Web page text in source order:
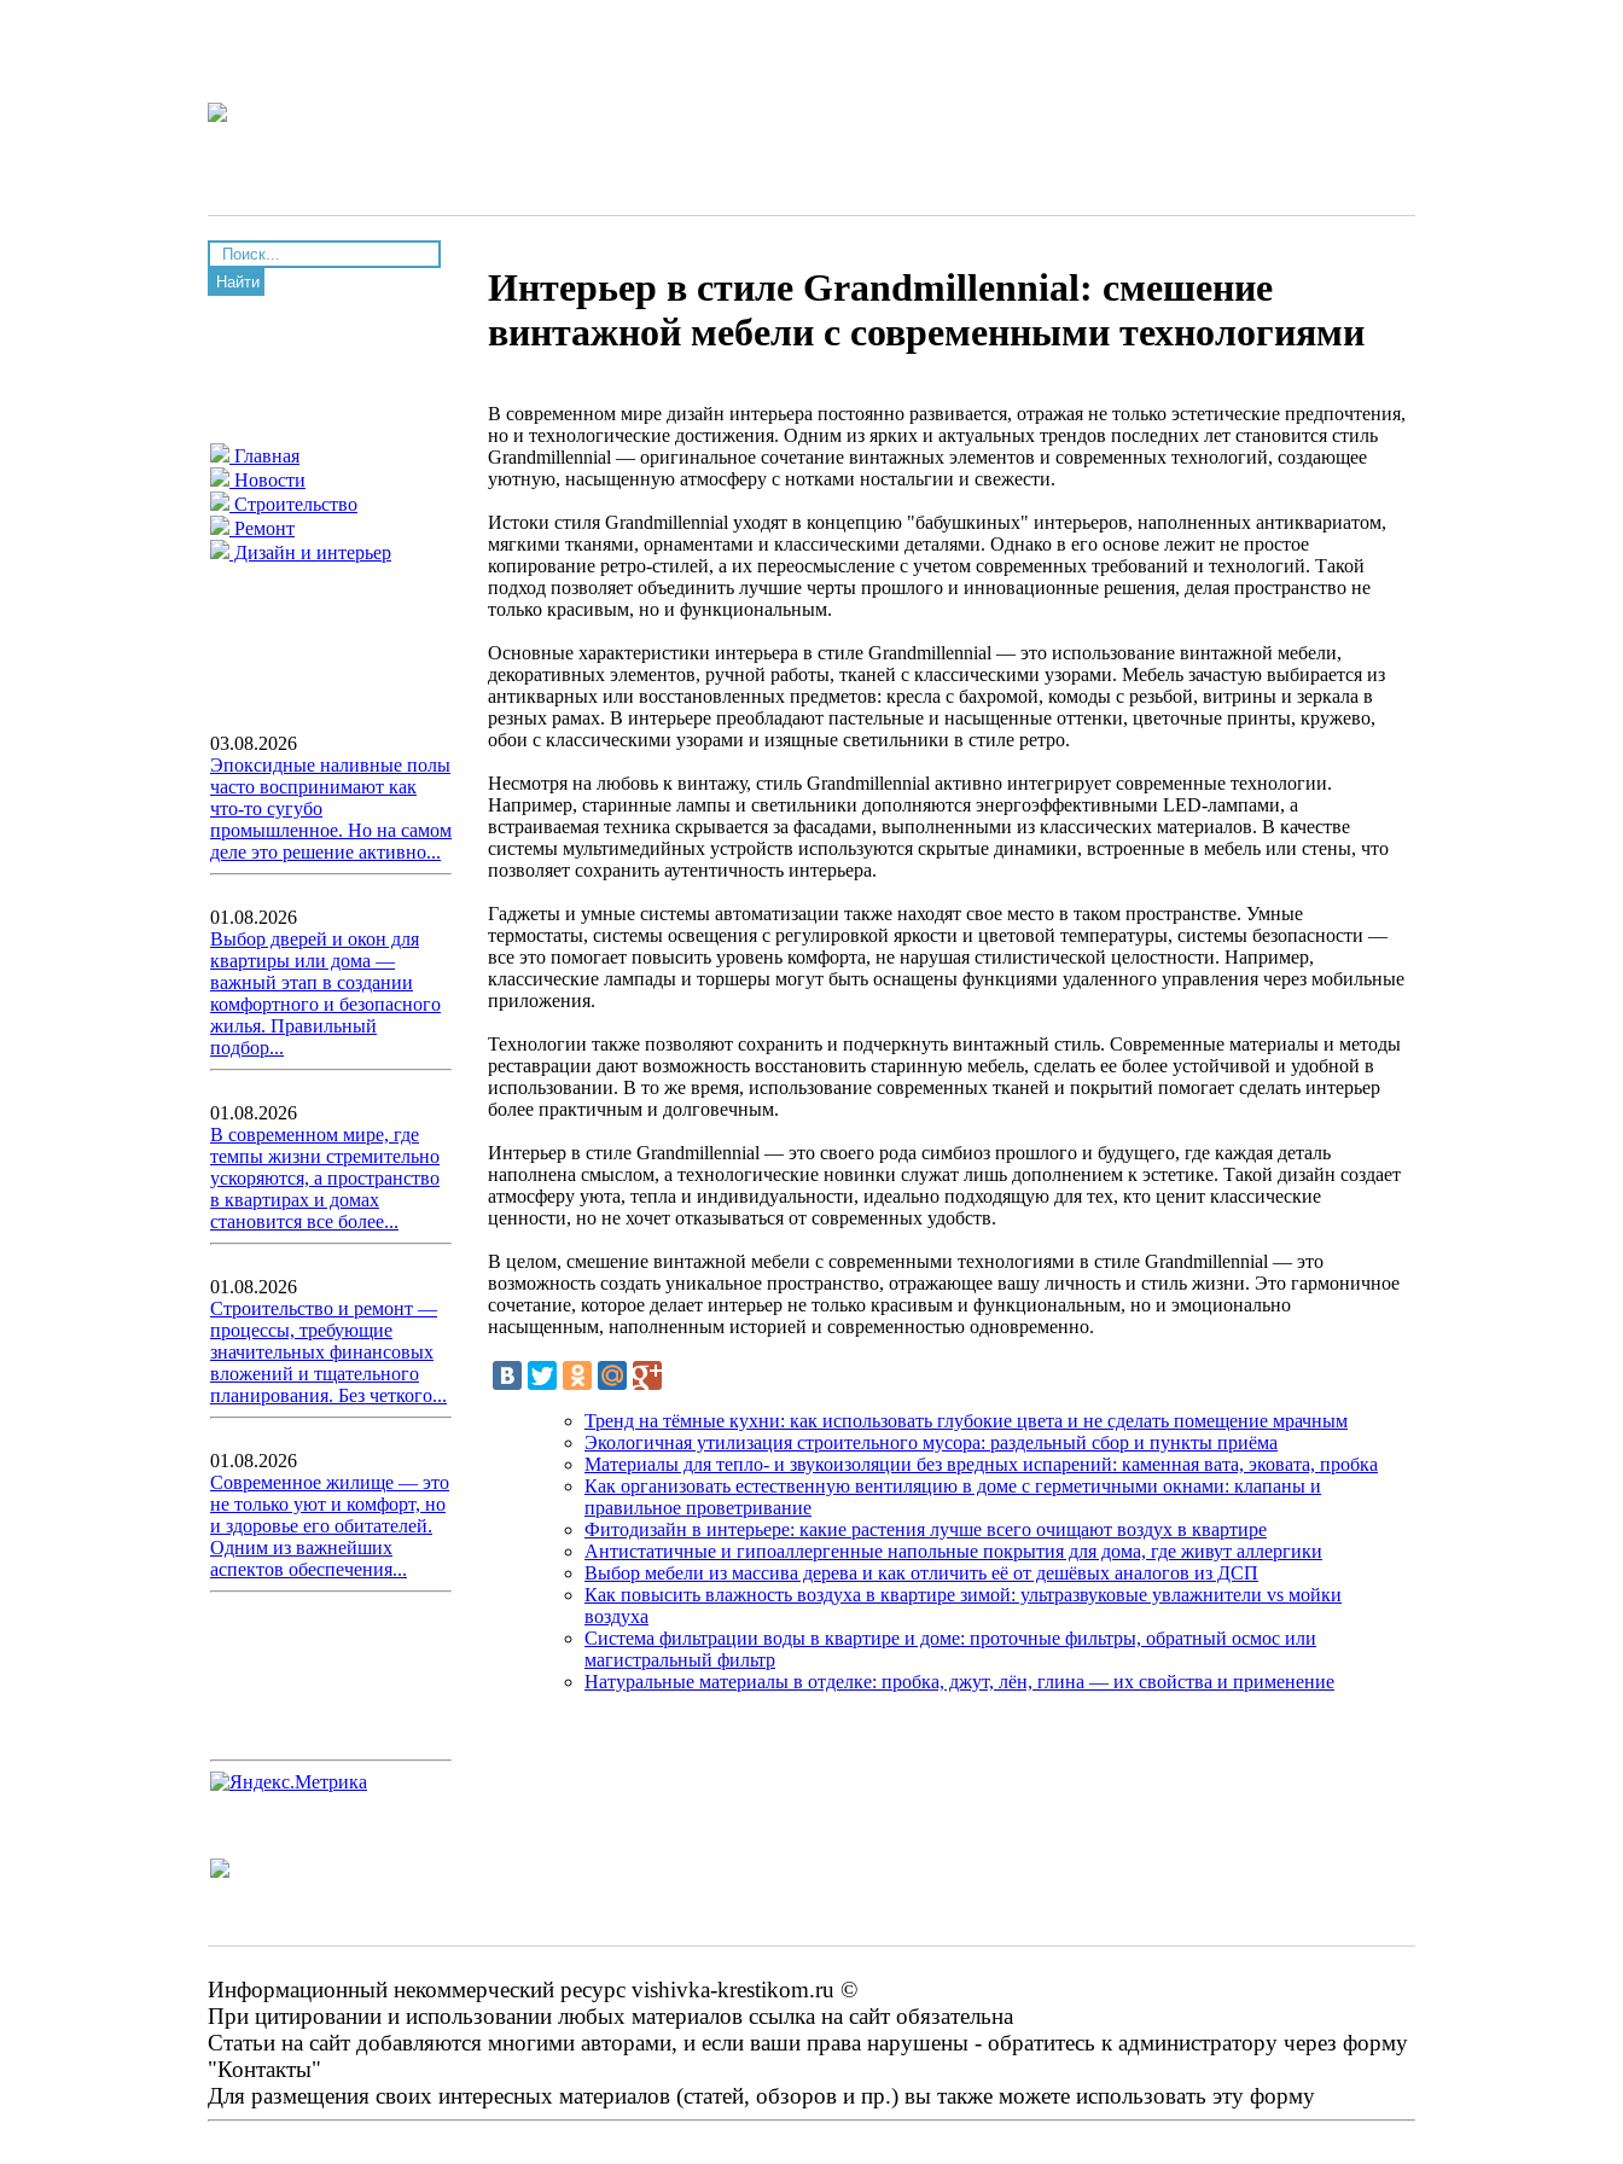
Найти
Главная
Новости
Строительство
Ремонт
Дизайн и интерьер
03.08.2026
Эпоксидные наливные полы
часто воспринимают как
что-то сугубо
промышленное. Но на самом
деле это решение активно...
01.08.2026
Выбор дверей и окон для
квартиры или дома —
важный этап в создании
комфортного и безопасного
жилья. Правильный
подбор...
01.08.2026
В современном мире, где
темпы жизни стремительно
ускоряются, а пространство
в квартирах и домах
становится все более...
01.08.2026
Строительство и ремонт —
процессы, требующие
значительных финансовых
вложений и тщательного
планирования. Без четкого...
01.08.2026
Современное жилище — это
не только уют и комфорт, но
и здоровье его обитателей.
Одним из важнейших
аспектов обеспечения...
Интерьер в стиле Grandmillennial: смешение
винтажной мебели с современными технологиями
В современном мире дизайн интерьера постоянно развивается, отражая не только эстетические предпочтения,
но и технологические достижения. Одним из ярких и актуальных трендов последних лет становится стиль
Grandmillennial — оригинальное сочетание винтажных элементов и современных технологий, создающее
уютную, насыщенную атмосферу с нотками ностальгии и свежести.
Истоки стиля Grandmillennial уходят в концепцию "бабушкиных" интерьеров, наполненных антиквариатом,
мягкими тканями, орнаментами и классическими деталями. Однако в его основе лежит не простое
копирование ретро-стилей, а их переосмысление с учетом современных требований и технологий. Такой
подход позволяет объединить лучшие черты прошлого и инновационные решения, делая пространство не
только красивым, но и функциональным.
Основные характеристики интерьера в стиле Grandmillennial — это использование винтажной мебели,
декоративных элементов, ручной работы, тканей с классическими узорами. Мебель зачастую выбирается из
антикварных или восстановленных предметов: кресла с бахромой, комоды с резьбой, витрины и зеркала в
резных рамах. В интерьере преобладают пастельные и насыщенные оттенки, цветочные принты, кружево,
обои с классическими узорами и изящные светильники в стиле ретро.
Несмотря на любовь к винтажу, стиль Grandmillennial активно интегрирует современные технологии.
Например, старинные лампы и светильники дополняются энергоэффективными LED-лампами, а
встраиваемая техника скрывается за фасадами, выполненными из классических материалов. В качестве
системы мультимедийных устройств используются скрытые динамики, встроенные в мебель или стены, что
позволяет сохранить аутентичность интерьера.
Гаджеты и умные системы автоматизации также находят свое место в таком пространстве. Умные
термостаты, системы освещения с регулировкой яркости и цветовой температуры, системы безопасности —
все это помогает повысить уровень комфорта, не нарушая стилистической целостности. Например,
классические лампады и торшеры могут быть оснащены функциями удаленного управления через мобильные
приложения.
Технологии также позволяют сохранить и подчеркнуть винтажный стиль. Современные материалы и методы
реставрации дают возможность восстановить старинную мебель, сделать ее более устойчивой и удобной в
использовании. В то же время, использование современных тканей и покрытий помогает сделать интерьер
более практичным и долговечным.
Интерьер в стиле Grandmillennial — это своего рода симбиоз прошлого и будущего, где каждая деталь
наполнена смыслом, а технологические новинки служат лишь дополнением к эстетике. Такой дизайн создает
атмосферу уюта, тепла и индивидуальности, идеально подходящую для тех, кто ценит классические
ценности, но не хочет отказываться от современных удобств.
В целом, смешение винтажной мебели с современными технологиями в стиле Grandmillennial — это
возможность создать уникальное пространство, отражающее вашу личность и стиль жизни. Это гармоничное
сочетание, которое делает интерьер не только красивым и функциональным, но и эмоционально
насыщенным, наполненным историей и современностью одновременно.
Тренд на тёмные кухни: как использовать глубокие цвета и не сделать помещение мрачным
Экологичная утилизация строительного мусора: раздельный сбор и пункты приёма
Материалы для тепло- и звукоизоляции без вредных испарений: каменная вата, эковата, пробка
Как организовать естественную вентиляцию в доме с герметичными окнами: клапаны и
правильное проветривание
Фитодизайн в интерьере: какие растения лучше всего очищают воздух в квартире
Антистатичные и гипоаллергенные напольные покрытия для дома, где живут аллергики
Выбор мебели из массива дерева и как отличить её от дешёвых аналогов из ДСП
Как повысить влажность воздуха в квартире зимой: ультразвуковые увлажнители vs мойки
воздуха
Система фильтрации воды в квартире и доме: проточные фильтры, обратный осмос или
магистральный фильтр
Натуральные материалы в отделке: пробка, джут, лён, глина — их свойства и применение
Информационный некоммерческий ресурс vishivka-krestikom.ru ©
При цитировании и использовании любых материалов ссылка на сайт обязательна
Статьи на сайт добавляются многими авторами, и если ваши права нарушены - обратитесь к администратору через форму
"Контакты"
Для размещения своих интересных материалов (статей, обзоров и пр.) вы также можете использовать эту форму